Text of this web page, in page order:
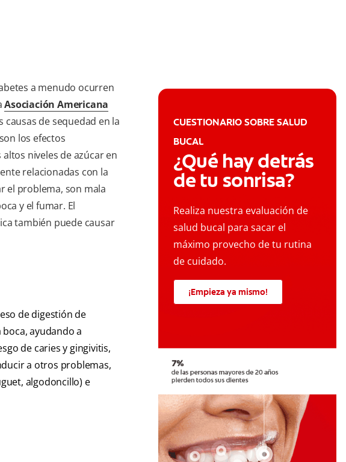
a menudo ocurren
Asociación Americana
causas de sequedad en la
los efectos
niveles de azúcar en
relacionadas con la
el problema, son mala
y el fumar. El
también puede causar
de digestión de
ayudando a
de caries y gingivitis,
a otros problemas,
algodoncillo) e
CUESTIONARIO SOBRE SALUD
BUCAL
¿Qué hay detrás
de tu sonrisa?
Realiza nuestra evaluación de
salud bucal para sacar el
máximo provecho de tu rutina
de cuidado.
¡Empieza ya mismo!